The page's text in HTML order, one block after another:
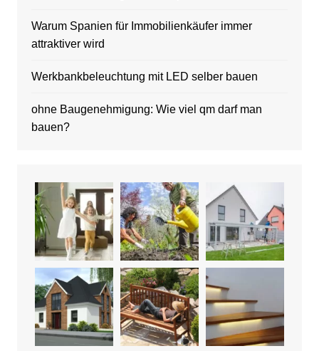
Warum Spanien für Immobilienkäufer immer
attraktiver wird
Werkbankbeleuchtung mit LED selber bauen
ohne Baugenehmigung: Wie viel qm darf man
bauen?